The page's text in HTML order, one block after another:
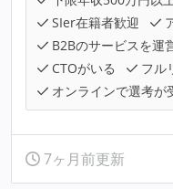
SIer在籍者歓迎
B2Bのサービスを運
CTOがいる
フル
オンラインで選考が
7ヶ月前更新